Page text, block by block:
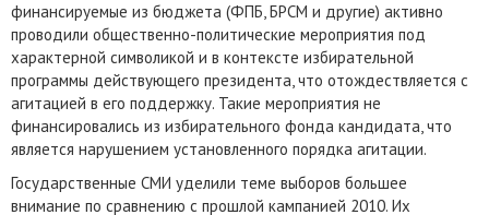
финансируемые из бюджета (ФПБ, БРСМ и другие) активно
проводили общественно-политические мероприятия под
характерной символикой и в контексте избирательной
программы действующего президента, что отождествляется с
агитацией в его поддержку. Такие мероприятия не
финансировались из избирательного фонда кандидата, что
является нарушением установленного порядка агитации.
Государственные СМИ уделили теме выборов большее
внимание по сравнению с прошлой кампанией 2010. Их